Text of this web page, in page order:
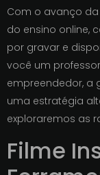
Com o avanço
do ensino online,
por gravar e
você um
empreendedor, a
uma estratégia
exploraremos as
Filme